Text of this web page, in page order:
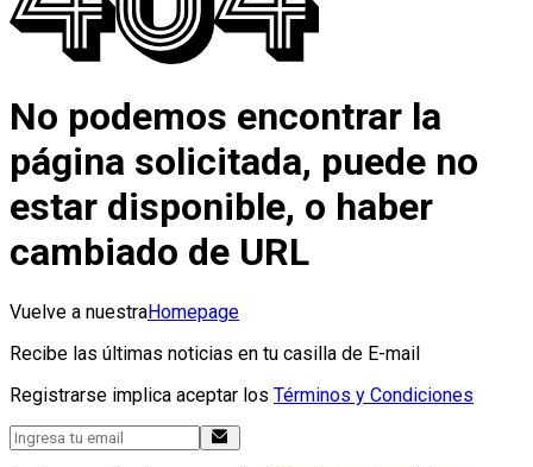
No podemos encontrar la
página solicitada, puede no
estar disponible, o haber
cambiado de URL
Vuelve a nuestraHomepage
Recibe las últimas noticias en tu casilla de E-mail
Registrarse implica aceptar los Términos y Condiciones